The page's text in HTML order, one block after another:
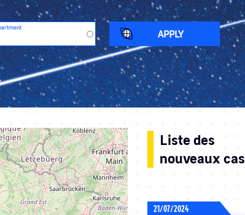
Liste des
nouveaux cas
21/07/2024